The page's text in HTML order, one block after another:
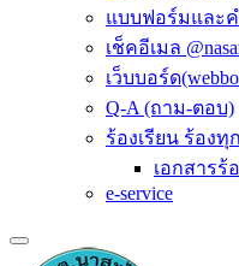
แบบฟอร์มและ
เช็คอีเมล
เว็บบอร์ด
Q-A (ถาม-ตอบ)
ร้องเรียน ร้องทุ
เอกสารร้
e-service